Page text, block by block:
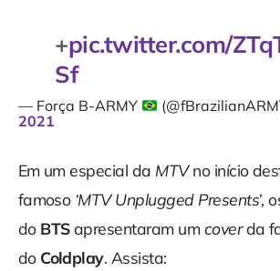
+pic.twitter.com/
Sf
— Força B-ARMY
2021
Em um especial da MTVno início
famoso ‘MTV Unplugged Presents’,
do BTSapresentaram umcoverda
do Coldplay. Assista: